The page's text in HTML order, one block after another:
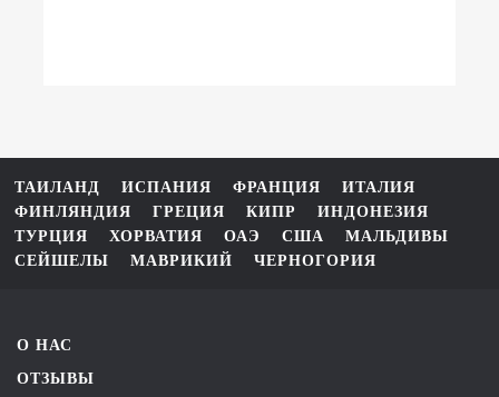
ТАИЛАНД ИСПАНИЯ ФРАНЦИЯ
ИТАЛИЯ
ФИНЛЯНДИЯ
ГРЕЦИЯ КИПР
ИНДОНЕЗИЯ
ТУРЦИЯ
ХОРВАТИЯ ОАЭ США
МАЛЬДИВЫ
СЕЙШЕЛЫ
МАВРИКИЙ ЧЕРНОГОРИЯ
О НАС
ОТЗЫВЫ